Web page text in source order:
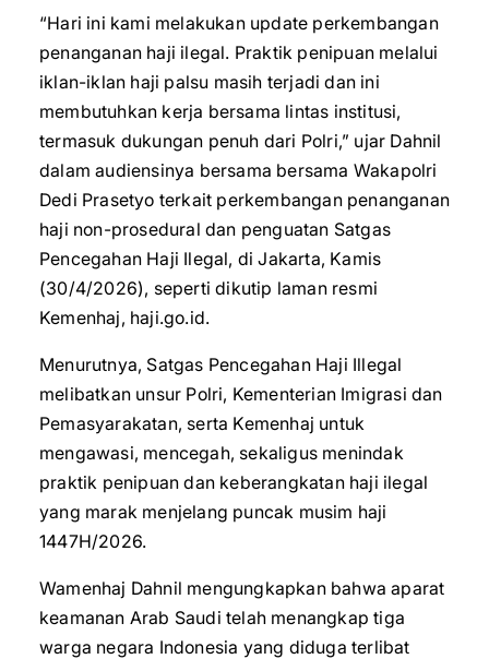
“Hari ini kami melakukan update perkembangan
penanganan haji ilegal. Praktik penipuan melalui
iklan-iklan haji palsu masih terjadi dan ini
membutuhkan kerja bersama lintas institusi,
termasuk dukungan penuh dari Polri,” ujar Dahnil
dalam audiensinya bersama bersama Wakapolri
Dedi Prasetyo terkait perkembangan penanganan
haji non-prosedural dan penguatan Satgas
Pencegahan Haji Ilegal, di Jakarta, Kamis
(30/4/2026), seperti dikutip laman resmi
Kemenhaj, haji.go.id.
Menurutnya, Satgas Pencegahan Haji Illegal
melibatkan unsur Polri, Kementerian Imigrasi dan
Pemasyarakatan, serta Kemenhaj untuk
mengawasi, mencegah, sekaligus menindak
praktik penipuan dan keberangkatan haji ilegal
yang marak menjelang puncak musim haji
1447H/2026.
Wamenhaj Dahnil mengungkapkan bahwa aparat
keamanan Arab Saudi telah menangkap tiga
warga negara Indonesia yang diduga terlibat